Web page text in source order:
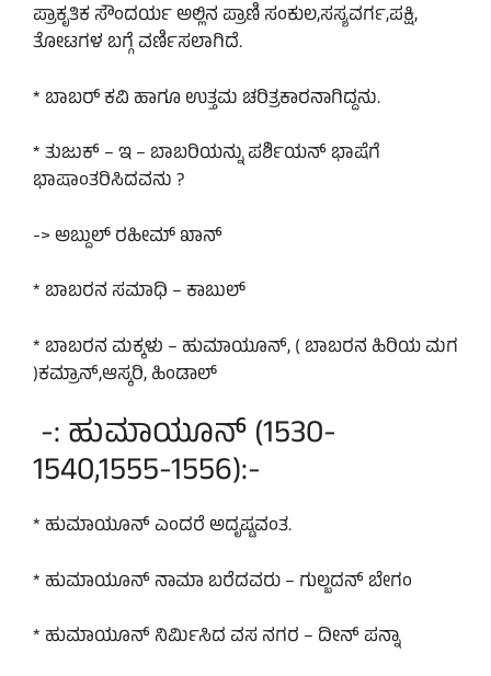
ಪ್ರಾಕೃತಿಕ ಸೌಂದರ್ಯ ಅಲ್ಲಿನ ಪ್ರಾಣಿ ಸಂಕುಲ,ಸಸ್ಯವರ್ಗ,ಪಕ್ಷಿ,
ತೋಟಗಳ ಬಗ್ಗೆ ವರ್ಣಿಸಲಾಗಿದೆ.
* ಬಾಬರ್ ಕವಿ ಹಾಗೂ ಉತ್ತಮ ಚರಿತ್ರಕಾರನಾಗಿದ್ದನು.
* ತುಜುಕ್ – ಇ – ಬಾಬರಿಯನ್ನು ಪರ್ಶಿಯನ್ ಭಾಷೆಗೆ
ಭಾಷಾಂತರಿಸಿದವನು ?
-> ಅಬ್ದುಲ್ ರಹೀಮ್ ಖಾನ್
* ಬಾಬರನ ಸಮಾಧಿ – ಕಾಬುಲ್
* ಬಾಬರನ ಮಕ್ಕಳು – ಹುಮಾಯೂನ್, ( ಬಾಬರನ ಹಿರಿಯ ಮಗ
)ಕಮ್ರಾನ್,ಆಸ್ಕರಿ, ಹಿಂಡಾಲ್
-: ಹುಮಾಯೂನ್ (1530-
1540,1555-1556):-
* ಹುಮಾಯೂನ್ ಎಂದರೆ ಅದೃಷ್ಟವಂತ.
* ಹುಮಾಯೂನ್ ನಾಮಾ ಬರೆದವರು – ಗುಲ್ಬದನ್ ಬೇಗಂ
* ಹುಮಾಯೂನ್ ನಿರ್ಮಿಸಿದ ವಸ ನಗರ – ದೀನ್ ಪನ್ನಾ